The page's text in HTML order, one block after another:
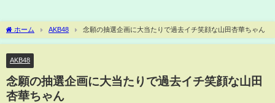
ホーム AKB48 念願の抽選企画に大当たりで過去イチ笑顔な山田杏華ちゃん
AKB48
念願の抽選企画に大当たりで過去イチ笑顔な山田
杏華ちゃん